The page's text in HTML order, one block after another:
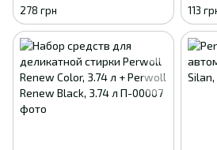
278 грн
113